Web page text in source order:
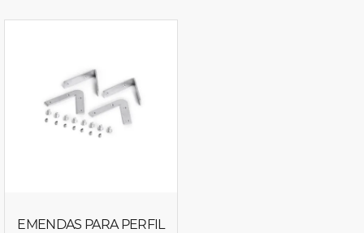
EMENDAS PARA PERFIL